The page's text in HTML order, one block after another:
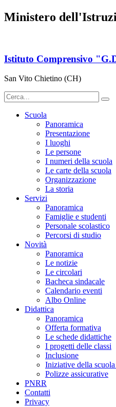
Ministero
Istituto Comprensivo
San Vito Chietino (CH)
Scuola
Panoramica
Presentazione
I luoghi
Le persone
I numeri della scuola
Le carte della scuola
Organizzazione
La storia
Servizi
Panoramica
Famiglie e studenti
Personale scolastico
Percorsi di studio
Novità
Panoramica
Le notizie
Le circolari
Bacheca sindacale
Calendario eventi
Albo Online
Didattica
Panoramica
Offerta formativa
Le schede didattiche
I progetti delle classi
Inclusione
Iniziative della
Polizze assicurative
PNRR
Contatti
Privacy